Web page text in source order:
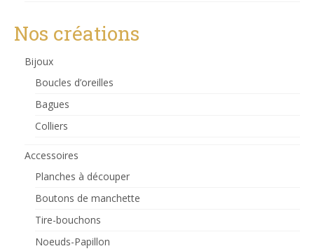
Nos créations
Bijoux
Boucles d’oreilles
Bagues
Colliers
Accessoires
Planches à découper
Boutons de manchette
Tire-bouchons
Noeuds-Papillon